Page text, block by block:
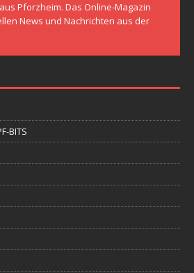
aus Pforzheim. Das Online-Magazin
News und Nachrichten aus der
BITS